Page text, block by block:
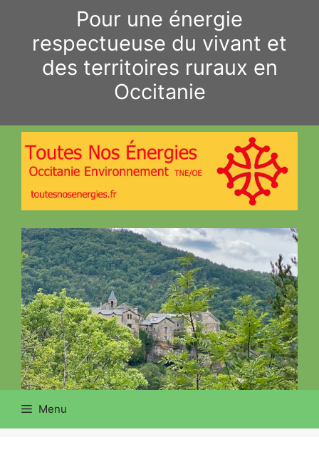
contenu
Pour une énergie
respectueuse du vivant et
des territoires ruraux en
Occitanie
Menu